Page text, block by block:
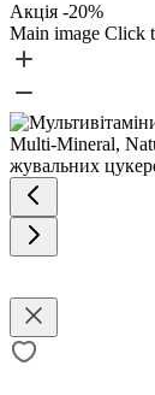
Акція -20%
Main image Click